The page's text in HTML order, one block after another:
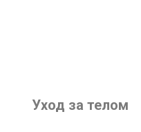
Уход за телом